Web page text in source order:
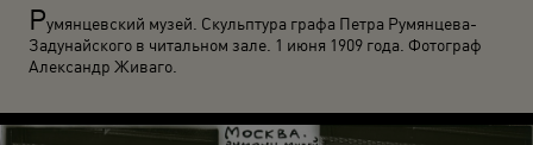
Румянцевский музей. Скульптура графа Петра Румянцева-
Задунайского в читальном зале. 1 июня 1909 года. Фотограф
Александр Живаго.